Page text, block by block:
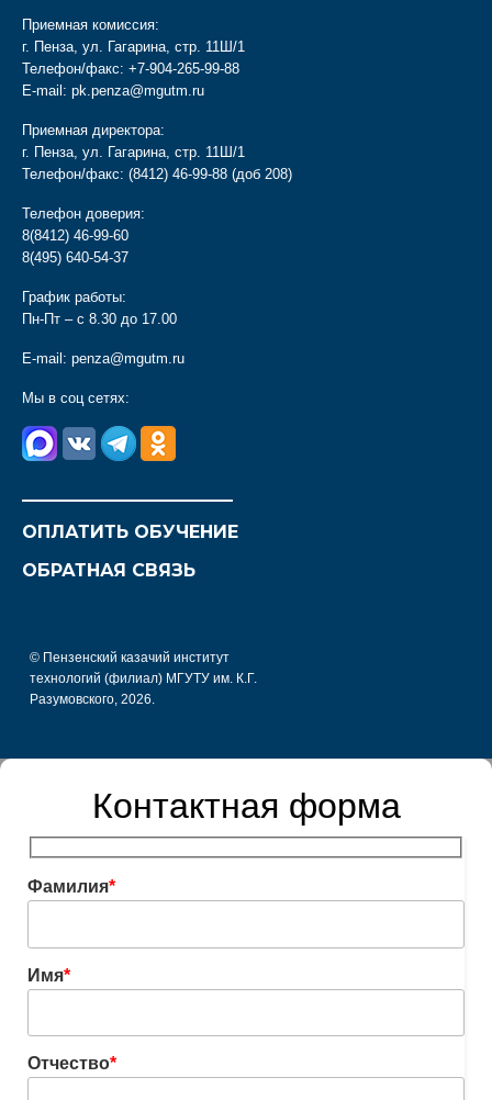
Приемная комиссия:
г. Пенза, ул. Гагарина, стр. 11Ш/1
Телефон/факс: +7-904-265-99-88
E-mail: pk.penza@mgutm.ru
Приемная директора:
г. Пенза, ул. Гагарина, стр. 11Ш/1
Телефон/факс: (8412) 46-99-88 (доб 208)
Телефон доверия:
8(8412) 46-99-60
8(495) 640-54-37
График работы:
Пн-Пт – с 8.30 до 17.00
E-mail: penza@mgutm.ru
Мы в соц сетях:
ОПЛАТИТЬ ОБУЧЕНИЕ
ОБРАТНАЯ СВЯЗЬ
© Пензенский казачий институт
технологий (филиал) МГУТУ им. К.Г.
Разумовского, 2026.
Контактная форма
Фамилия*
Имя*
Отчество*